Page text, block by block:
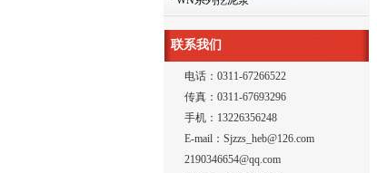
联系我们
电话：0311-67266522
传真：0311-67693296
手机：13226356248
E-mail：Sjzzs_heb@126.com
2190346654@qq.com